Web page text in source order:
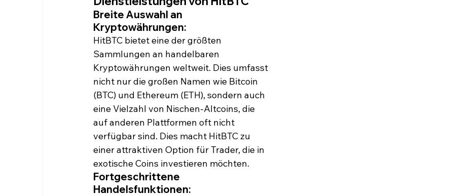
Breite Auswahl an
Kryptowährungen:
HitBTC bietet eine der größten
Sammlungen an handelbaren
Kryptowährungen weltweit. Dies umfasst
nicht nur die großen Namen wie Bitcoin
(BTC) und Ethereum (ETH), sondern auch
eine Vielzahl von Nischen-Altcoins, die
auf anderen Plattformen oft nicht
verfügbar sind. Dies macht HitBTC zu
einer attraktiven Option für Trader, die in
exotische Coins investieren möchten.
Fortgeschrittene
Handelsfunktionen: